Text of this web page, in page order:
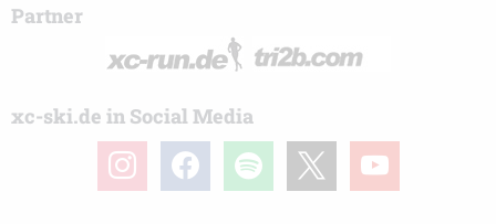
Partner
xc-ski.de in Social Media
instagramfacebook spotify youtube